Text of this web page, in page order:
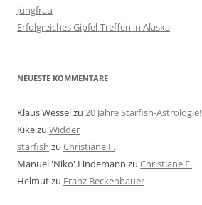
Jungfrau
Erfolgreiches Gipfel-Treffen in Alaska
NEUESTE KOMMENTARE
Klaus Wesselzu 20 Jahre Starfish-Astrologie!
Kikezu Widder
starfish zu Christiane F.
Manuel 'Niko' Lindemann zu Christiane F.
Helmutzu Franz Beckenbauer